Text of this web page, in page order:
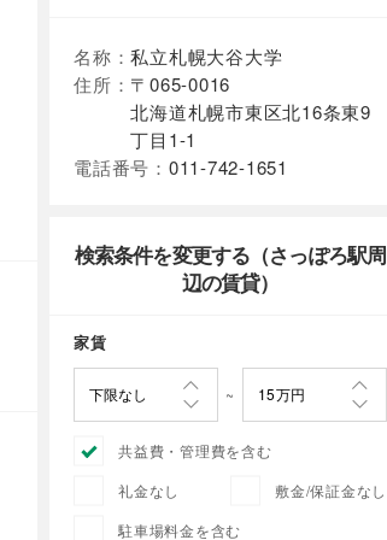
名称：私立札幌大谷大学
住所： 〒065-0016
北海道札幌市東区北16条東9
丁目1-1
電話番号： 011-742-1651
検索条件を変更する（さっぽろ駅周
辺の賃貸）
家賃
共益費・管理費を含む
礼金なし
敷金/保証金なし
駐車場料金を含む